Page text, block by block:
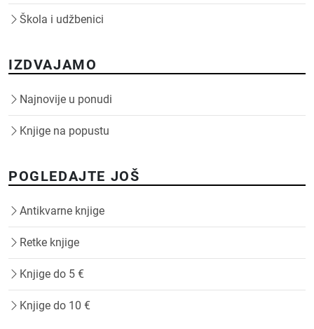
Škola i udžbenici
IZDVAJAMO
Najnovije u ponudi
Knjige na popustu
POGLEDAJTE JOŠ
Antikvarne knjige
Retke knjige
Knjige do 5 €
Knjige do 10 €